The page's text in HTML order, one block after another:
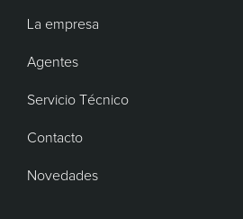
La empresa
Agentes
Servicio Técnico
Contacto
Novedades